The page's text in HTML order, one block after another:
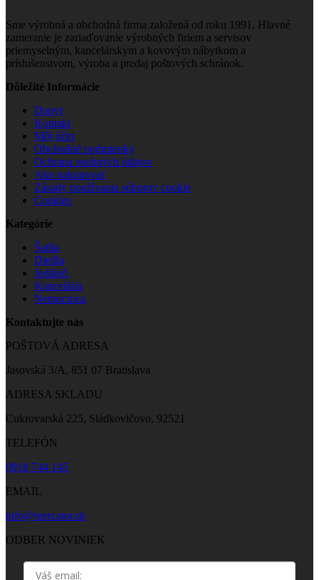
Sme výrobná a obchodná firma založená od roku 1991. Hlavné
zameranie je zariaďovanie výrobných firiem a servisov
priemyselným, kancelárskym a kovovým nábytkom a
príslušenstvom, výroba a predaj poštových schránok.
Dôležité Informácie
Dopyt
Kontakt
Môj účet
Obchodné podmienky
Ochrana osobných údajov
Ako nakupovať
Zásady používania súborov cookie
Cookies
Kategórie
Šatňa
Dielňa
Jedáleň
Kancelária
Nemocnica
Kontaktujte nás
POŠTOVÁ ADRESA
Jasovská 3/A, 851 07 Bratislava
ADRESA SKLADU
Cukrovarská 225, Sládkovičovo, 92521
TELEFÓN
0918 744 145
EMAIL
info@mercator.sk
ODBER NOVINIEK